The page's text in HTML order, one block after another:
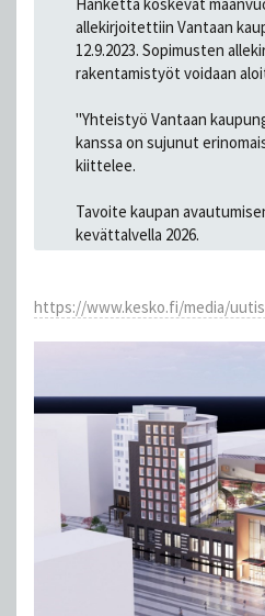
allekirjoitettiin Vantaan
12.9.2023. Sopimusten
rakentamistyöt voidaan
"Yhteistyö Vantaan
kanssa on sujunut
kiittelee.
Tavoite kaupan
kevättalvella 2026.
https://www.kesko.fi/media/